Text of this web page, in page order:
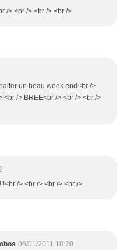
/> <br /> <br /> <br />
un beau week end<br />
<br /> BREE<br /> <br /> <br />
/> <br /> <br /> <br />
06/01/2011 18:20